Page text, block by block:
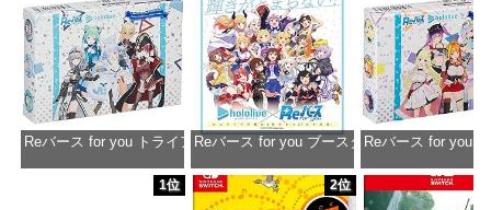
Reバース for you トライアルデッキ ホロライブプロダクション ver.ホロ
価格：¥1,650
Reバース for you ブースターパック ホロライ
価格：¥2,980
Reバース for you
価格：
1位 2位